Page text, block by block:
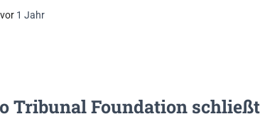
1 Jahr
Tribunal Foundation